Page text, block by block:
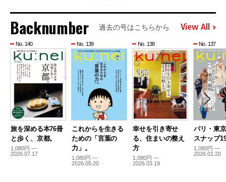
Backnumber 過去の号はこちらから View All
No. 140
旅を深める本76冊
と歩く、京都。
1,080円 —
2026.07.17
No. 139
これからを生きる
ための「言葉の
力」。
1,080円 —
2026.05.20
No. 138
幸せを引き寄せ
る、住まいの整え
方
1,080円 —
2026.03.19
No. 137
パリ・東
スナップ
1,080円 —
2026.01.20